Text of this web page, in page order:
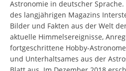
Astronomie in deutscher
des langjährigen Magazins
Bilder und Fakten aus der Welt
aktuelle Himmelsereignisse,
fortgeschrittene Hobby-
und Unterhaltsames aus der